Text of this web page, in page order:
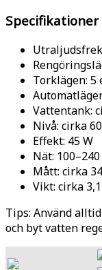
Specifikationer
Torklägen:
Vattentank:
Nivå: cirka
Effekt: 45 W
Nät:
Mått: cirka
Vikt: cirka
Tips: Använd
och byt vatten